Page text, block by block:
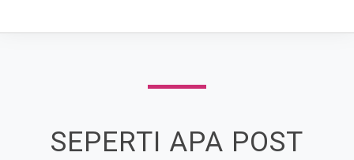
SEPERTI APA POST